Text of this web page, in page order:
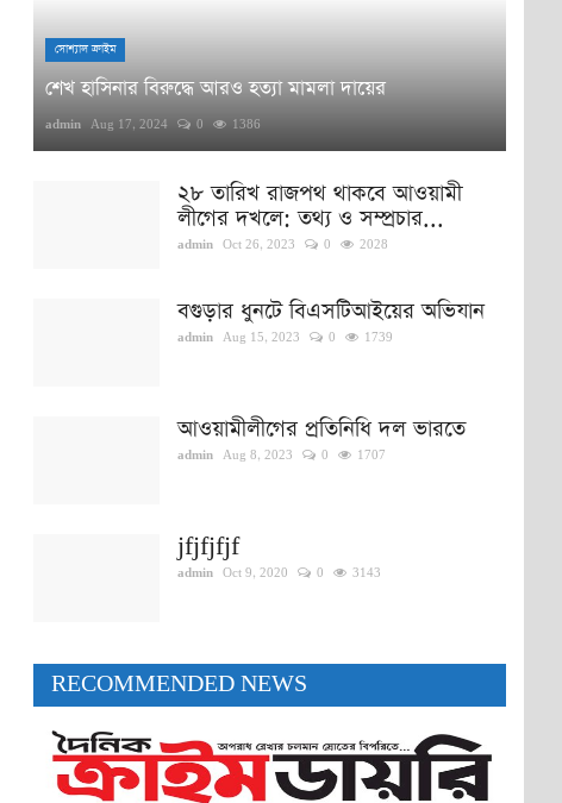
সোশ্যাল ক্রাইম
শেখ হাসিনার বিরুদ্ধে আরও হত্যা মামলা দায়ের
admin Aug 17, 2024 0 1386
২৮ তারিখ রাজপথ থাকবে আওয়ামী
লীগের দখলে: তথ্য ও সম্প্রচার...
admin Oct 26, 2023 0 2028
বগুড়ার ধুনটে বিএসটিআইয়ের অভিযান
admin Aug 15, 2023 0 1739
আওয়ামীলীগের প্রতিনিধি দল ভারতে
admin Aug 8, 2023 0 1707
jfjfjfjf
admin Oct 9, 2020 0 3143
RECOMMENDED NEWS